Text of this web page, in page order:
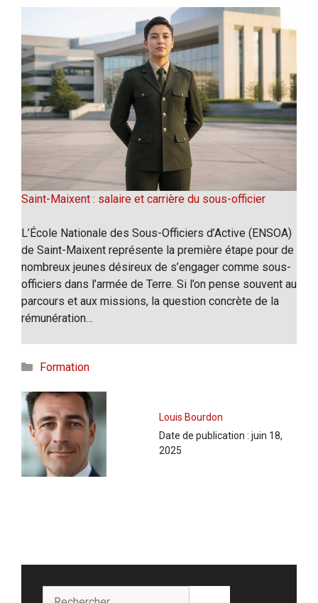
Saint-Maixent : salaire et carrière du sous-officier
L’École Nationale des Sous-Officiers d’Active (ENSOA)
de Saint-Maixent représente la première étape pour de
nombreux jeunes désireux de s’engager comme sous-
officiers dans l’armée de Terre. Si l’on pense souvent au
parcours et aux missions, la question concrète de la
rémunération…
Catégories
Formation
Louis Bourdon
Date de publication : juin 18,
2025